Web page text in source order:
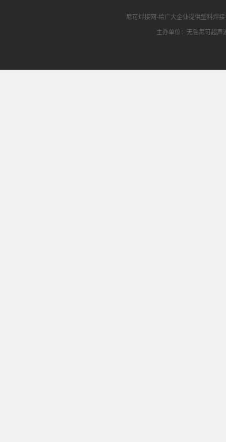
尼可焊接网-给广大企业提供塑料焊
主办单位：无锡尼可超